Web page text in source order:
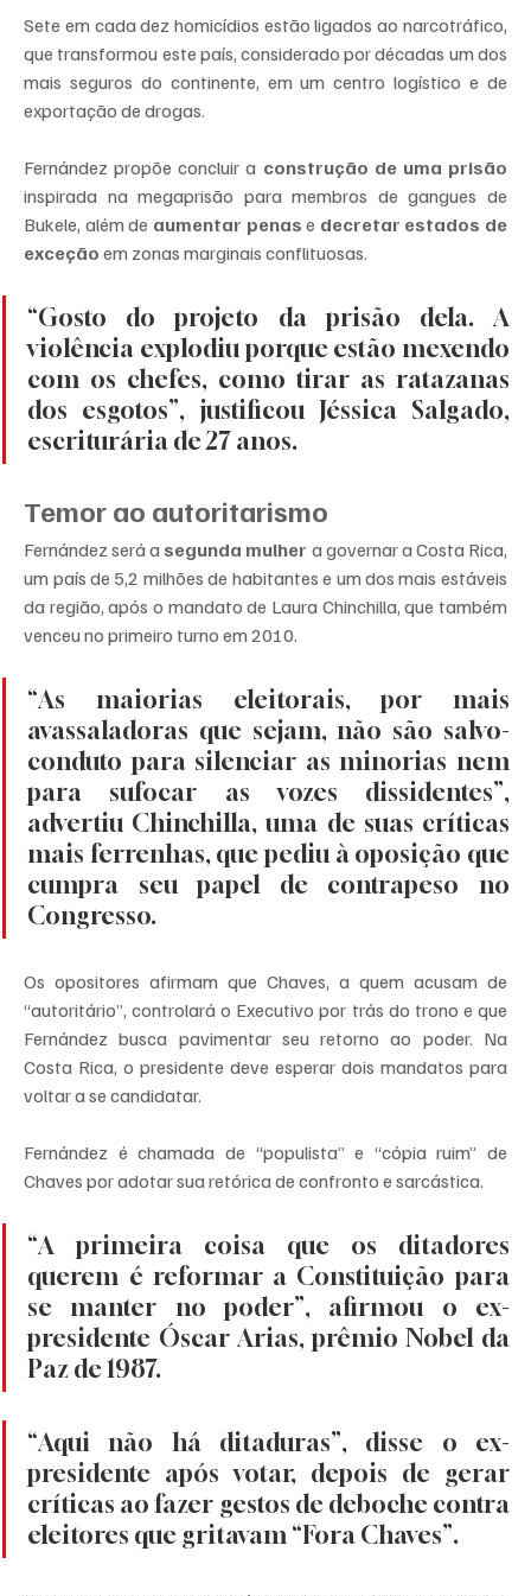
Sete em cada dez homicídios estão ligados ao narcotráfico,
que transformou este país, considerado por décadas um dos
mais seguros do continente, em um centro logístico e de
exportação de drogas.
Fernández propõe concluir a construção de uma prisão
inspirada na megaprisão para membros de gangues de
Bukele, além de aumentar penas e decretar estados de
exceção em zonas marginais conflituosas.
“Gosto do projeto da prisão dela. A
violência explodiu porque estão mexendo
com os chefes, como tirar as ratazanas
dos esgotos”, justificou Jéssica Salgado,
escriturária de 27 anos.
Temor ao autoritarismo
Fernández será a segunda mulher a governar a Costa Rica,
um país de 5,2 milhões de habitantes e um dos mais estáveis
da região, após o mandato de Laura Chinchilla, que também
venceu no primeiro turno em 2010.
“As maiorias eleitorais, por mais
avassaladoras que sejam, não são salvo-
conduto para silenciar as minorias nem
para sufocar as vozes dissidentes”,
advertiu Chinchilla, uma de suas críticas
mais ferrenhas, que pediu à oposição que
cumpra seu papel de contrapeso no
Congresso.
Os opositores afirmam que Chaves, a quem acusam de
“autoritário”, controlará o Executivo por trás do trono e que
Fernández busca pavimentar seu retorno ao poder. Na
Costa Rica, o presidente deve esperar dois mandatos para
voltar a se candidatar.
Fernández é chamada de “populista” e “cópia ruim” de
Chaves por adotar sua retórica de confronto e sarcástica.
“A primeira coisa que os ditadores
querem é reformar a Constituição para
se manter no poder”, afirmou o ex-
presidente Óscar Arias, prêmio Nobel da
Paz de 1987.
“Aqui não há ditaduras”, disse o ex-
presidente após votar, depois de gerar
críticas ao fazer gestos de deboche contra
eleitores que gritavam “Fora Chaves”.